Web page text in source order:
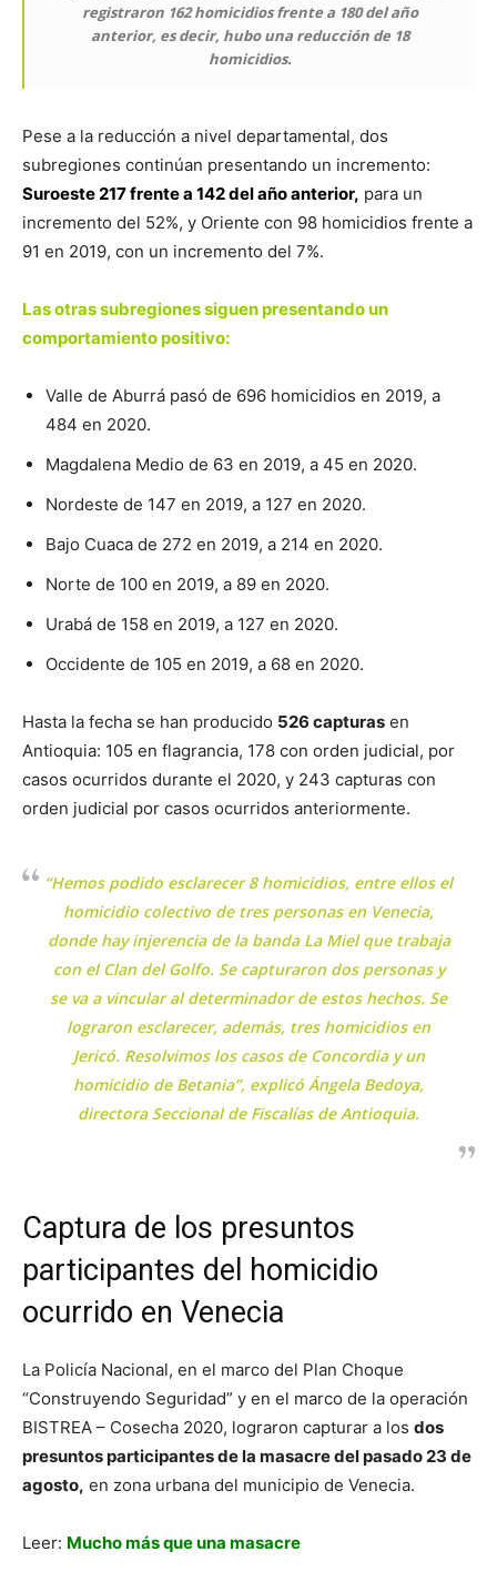
registraron 162 homicidios frente a 180 del año
anterior, es decir, hubo una reducción de 18
homicidios.
Pese a la reducción a nivel departamental, dos
subregiones continúan presentando un incremento:
Suroeste 217 frente a 142 del año anterior, para un
incremento del 52%, y Oriente con 98 homicidios frente a
91 en 2019, con un incremento del 7%.
Las otras subregiones siguen presentando un
comportamiento positivo:
Valle de Aburrá pasó de 696 homicidios en 2019, a
484 en 2020.
Magdalena Medio de 63 en 2019, a 45 en 2020.
Nordeste de 147 en 2019, a 127 en 2020.
Bajo Cuaca de 272 en 2019, a 214 en 2020.
Norte de 100 en 2019, a 89 en 2020.
Urabá de 158 en 2019, a 127 en 2020.
Occidente de 105 en 2019, a 68 en 2020.
Hasta la fecha se han producido 526 capturas en
Antioquia: 105 en flagrancia, 178 con orden judicial, por
casos ocurridos durante el 2020, y 243 capturas con
orden judicial por casos ocurridos anteriormente.
“Hemos podido esclarecer 8 homicidios, entre ellos el
homicidio colectivo de tres personas en Venecia,
donde hay injerencia de la banda La Miel que trabaja
con el Clan del Golfo. Se capturaron dos personas y
se va a vincular al determinador de estos hechos. Se
lograron esclarecer, además, tres homicidios en
Jericó. Resolvimos los casos de Concordia y un
homicidio de Betania”, explicó Ángela Bedoya,
directora Seccional de Fiscalías de Antioquia.
Captura de los presuntos
participantes del homicidio
ocurrido en Venecia
La Policía Nacional, en el marco del Plan Choque
“Construyendo Seguridad” y en el marco de la operación
BISTREA – Cosecha 2020, lograron capturar a los dos
presuntos participantes de la masacre del pasado 23 de
agosto, en zona urbana del municipio de Venecia.
Leer: Mucho más que una masacre